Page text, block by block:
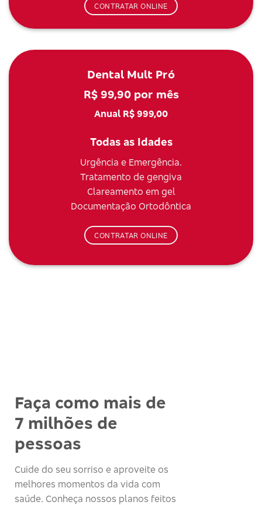
CONTRATAR ONLINE
Dental Mult Pró
R$ 99,90 por mês
Anual R$ 999,00
Todas as Idades
Urgência e Emergência.
Tratamento de gengiva
Clareamento em gel
Documentação Ortodôntica
CONTRATAR ONLINE
Faça como mais de
7 milhões de
pessoas
Cuide do seu sorriso e aproveite os
melhores momentos da vida com
saúde. Conheça nossos planos feitos